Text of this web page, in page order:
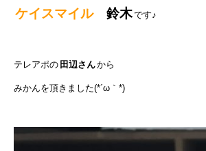
ケイスマイル 鈴木です♪
テレアポの 田辺さんから
みかんを頂きました(*´ω｀*)